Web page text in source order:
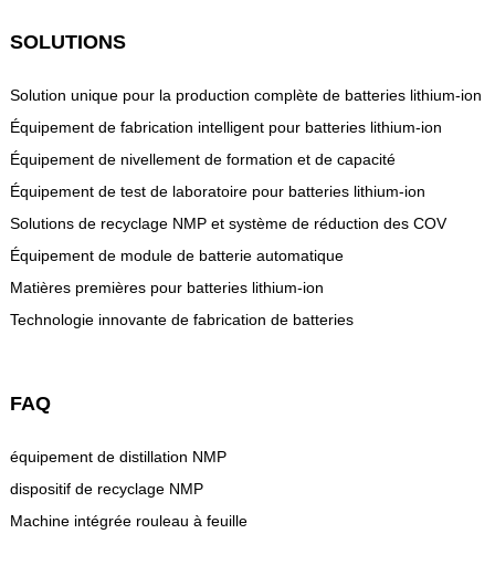
SOLUTIONS
Solution unique pour la production complète de batteries lithium-ion
Équipement de fabrication intelligent pour batteries lithium-ion
Équipement de nivellement de formation et de capacité
Équipement de test de laboratoire pour batteries lithium-ion
Solutions de recyclage NMP et système de réduction des COV
Équipement de module de batterie automatique
Matières premières pour batteries lithium-ion
Technologie innovante de fabrication de batteries
FAQ
équipement de distillation NMP
dispositif de recyclage NMP
Machine intégrée rouleau à feuille